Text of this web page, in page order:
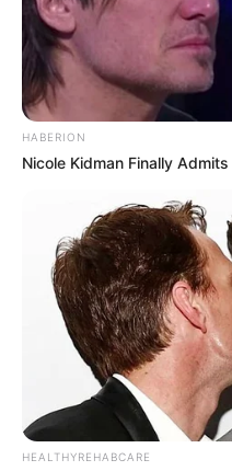
HABERION
Nicole Kidman Finally
HEALTHYREHABCARE